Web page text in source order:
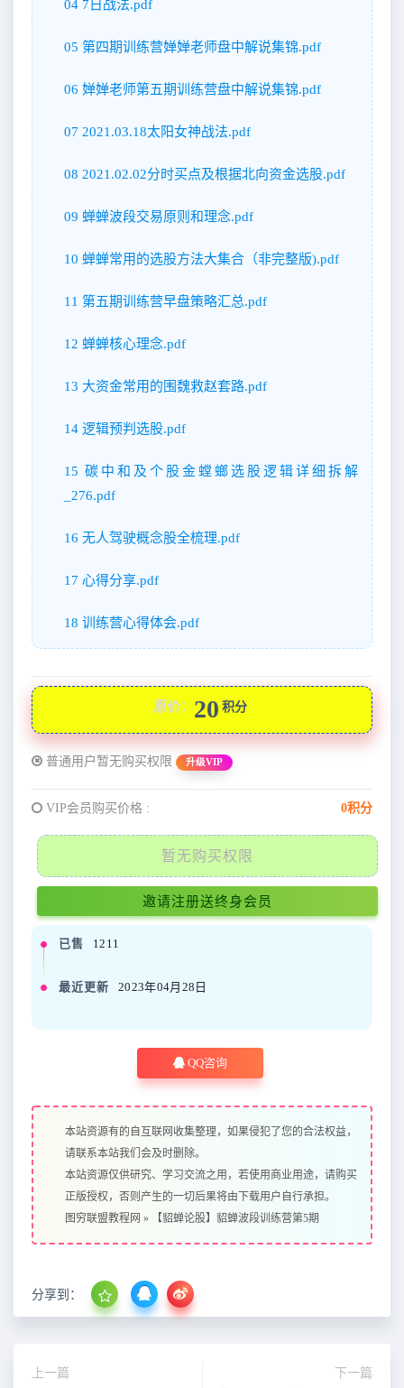
04 7日战法.pdf
05 第四期训练营婵婵老师盘中解说集锦.pdf
06 婵婵老师第五期训练营盘中解说集锦.pdf
07 2021.03.18太阳女神战法.pdf
08 2021.02.02分时买点及根据北向资金选股.pdf
09 蝉蝉波段交易原则和理念.pdf
10 蝉蝉常用的选股方法大集合（非完整版).pdf
11 第五期训练营早盘策略汇总.pdf
12 蝉蝉核心理念.pdf
13 大资金常用的围魏救赵套路.pdf
14 逻辑预判选股.pdf
15 碳中和及个股金螳螂选股逻辑详细拆解
_276.pdf
16 无人驾驶概念股全梳理.pdf
17 心得分享.pdf
18 训练营心得体会.pdf
原价： 20 积分
普通用户暂无购买权限 升级VIP
VIP会员购买价格 : 0积分
暂无购买权限
邀请注册送终身会员
已售 1211
最近更新 2023年04月28日
QQ咨询
本站资源有的自互联网收集整理，如果侵犯了您的合法权益，
请联系本站我们会及时删除。
本站资源仅供研究、学习交流之用，若使用商业用途，请购买
正版授权，否则产生的一切后果将由下载用户自行承担。
图穷联盟教程网 » 【貂蝉论股】貂蝉波段训练营第5期
分享到：
上一篇 下一篇